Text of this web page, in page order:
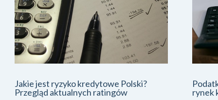
Jakie jest ryzyko kredytowe Polski?
Przegląd aktualnych ratingów
rynek